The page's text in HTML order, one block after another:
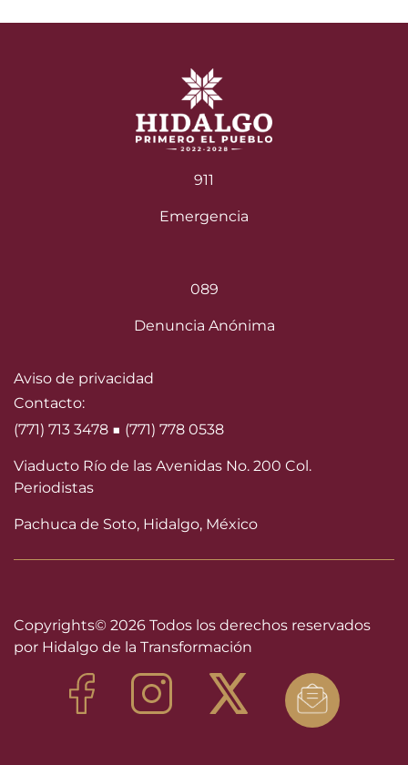
911
Emergencia
089
Denuncia Anónima
Aviso de privacidad
Contacto:
(771) 713 3478 ■ (771) 778 0538
Viaducto Río de las Avenidas No. 200 Col.
Periodistas
Pachuca de Soto, Hidalgo, México
Copyrights© 2026 Todos los derechos reservados
por Hidalgo de la Transformación